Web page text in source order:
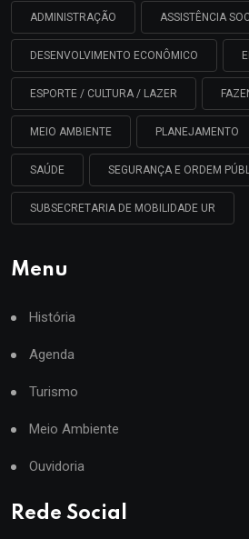
ADMINISTRAÇÃO ASSISTÊNCIA
DESENVOLVIMENTO ECONÔMICO
ESPORTE / CULTURA / LAZER
MEIO AMBIENTE PLANEJAMENTO
SAÚDE SEGURANÇA E ORDEM
SUBSECRETARIA DE MOBILIDADE UR
Menu
História
Agenda
Turismo
Meio Ambiente
Ouvidoria
Rede Social